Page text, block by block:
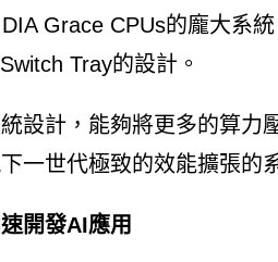
Grace CPUs的龐大系
Tray的設計。
設計，能夠將更多的算力
一世代極致的效能擴張的
開發AI應用